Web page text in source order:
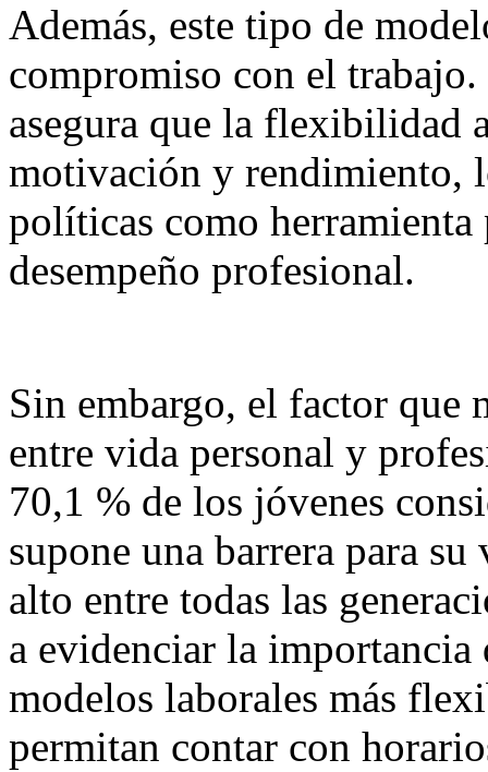
Además, este tipo de
compromiso con el
asegura que la flexibilidad
motivación y rendimiento,
políticas como
desempeño profesional.
Sin embargo, el factor que
entre vida personal y
70,1 % de los jóvenes
supone una barrera para
alto entre todas las
a evidenciar la importancia
modelos laborales más
permitan contar con